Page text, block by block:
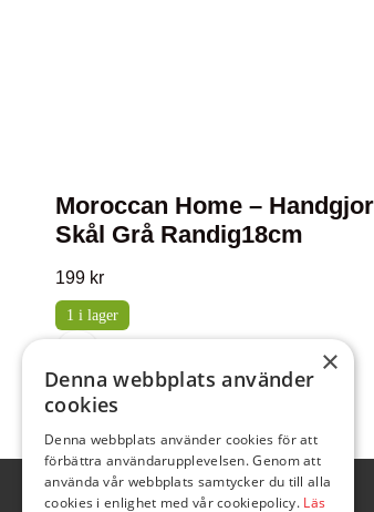
Moroccan Home –
Skål Grå Randig18cm
199 kr
1 i lager
×
Denna webbplats använder
cookies
Denna webbplats använder cookies för att
förbättra användarupplevelsen. Genom att
använda vår webbplats samtycker du till alla
cookies i enlighet med vår cookiepolicy. Läs